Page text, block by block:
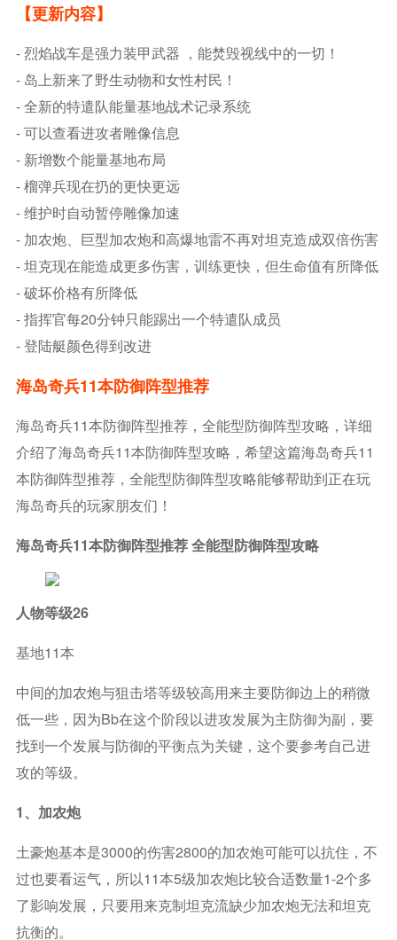
【更新内容】
- 烈焰战车是强力装甲武器 ，能焚毁视线中的一切！
- 岛上新来了野生动物和女性村民！
- 全新的特遣队能量基地战术记录系统
- 可以查看进攻者雕像信息
- 新增数个能量基地布局
- 榴弹兵现在扔的更快更远
- 维护时自动暂停雕像加速
- 加农炮、巨型加农炮和高爆地雷不再对坦克造成双倍伤害
- 坦克现在能造成更多伤害，训练更快，但生命值有所降低
- 破坏价格有所降低
- 指挥官每20分钟只能踢出一个特遣队成员
- 登陆艇颜色得到改进
海岛奇兵11本防御阵型推荐
海岛奇兵11本防御阵型推荐，全能型防御阵型攻略，详细
介绍了海岛奇兵11本防御阵型攻略，希望这篇海岛奇兵11
本防御阵型推荐，全能型防御阵型攻略能够帮助到正在玩
海岛奇兵的玩家朋友们！
海岛奇兵11本防御阵型推荐 全能型防御阵型攻略
人物等级26
基地11本
中间的加农炮与狙击塔等级较高用来主要防御边上的稍微
低一些，因为bb在这个阶段以进攻发展为主防御为副，要
找到一个发展与防御的平衡点为关键，这个要参考自己进
攻的等级。
1、加农炮
土豪炮基本是3000的伤害2800的加农炮可能可以抗住，不
过也要看运气，所以11本5级加农炮比较合适数量1-2个多
了影响发展，只要用来克制坦克流缺少加农炮无法和坦克
抗衡的。